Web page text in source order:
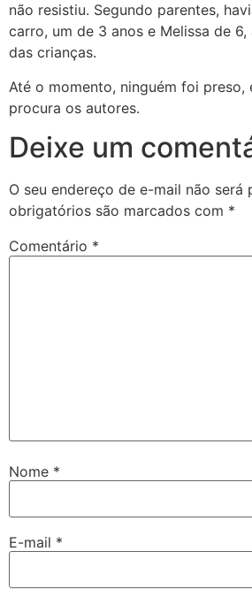
não resistiu. Segundo parentes,
carro, um de 3 anos e Melissa de
das crianças.
Até o momento, ninguém foi preso,
procura os autores.
Deixe um
O seu endereço de e-mail não será
obrigatórios são marcados com *
Comentário *
Nome *
E-mail *